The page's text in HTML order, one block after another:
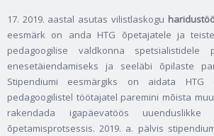
17. 2019. aastal asutas vilistlaskogu
eesmärk on anda HTG õpetajatele ja
pedagoogilise valdkonna spetsialistidele
enesetäiendamiseks ja seeläbi õpilaste
Stipendiumi eesmärgiks on aidata
pedagoogilistel töötajatel paremini mõista
rakendada igapäevatöös uuenduslikke
õpetamisprotsessis. 2019. a. pälvis